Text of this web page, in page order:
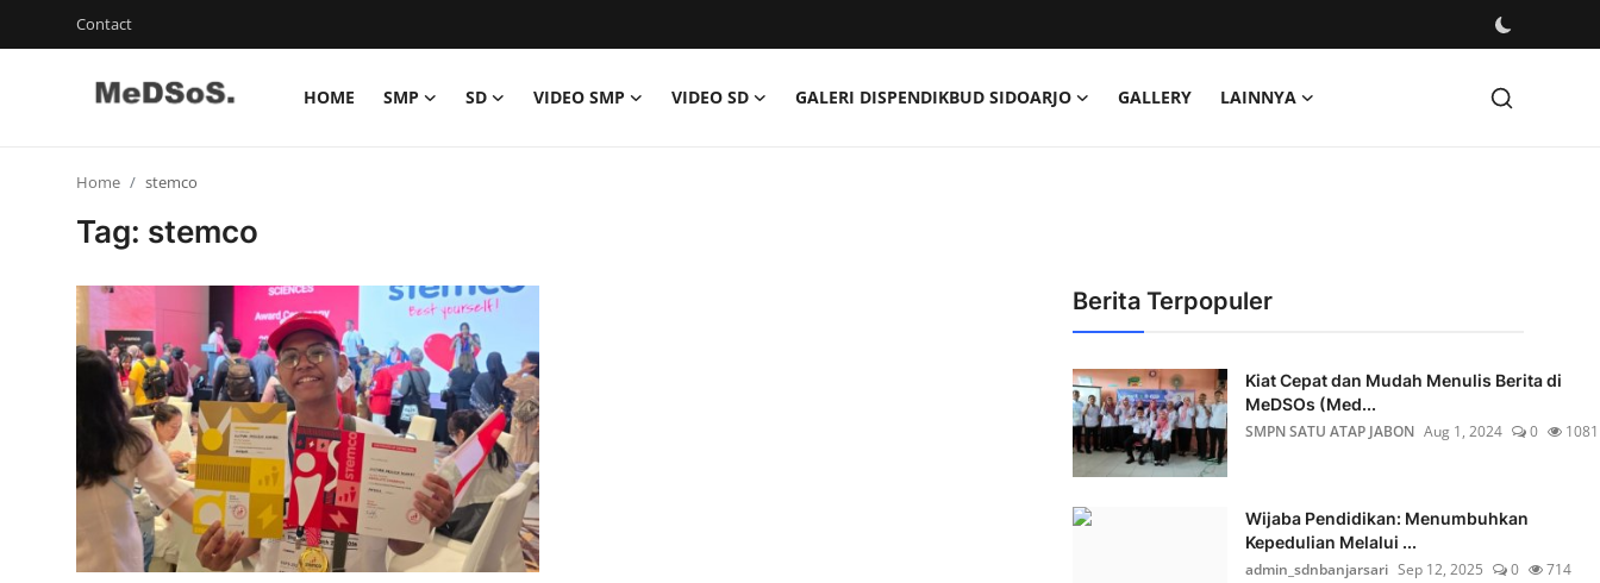
Contact
HOME SMP SD VIDEO SMP VIDEO SD GALERI DISPENDIKBUD SIDOARJO GALLERY LAINNYA
Video SMP
Galeri Dispendikbud Sidoarjo
Lainnya
Home stemco
Tag: stemco
Berita Terpopuler
Kiat Cepat dan Mudah Menulis Berita di
MeDSOs (Med...
SMPN SATU ATAP JABON Aug 1, 2024 0 1081
Wijaba Pendidikan: Menumbuhkan
Kepedulian Melalui ...
admin_sdnbanjarsari Sep 12, 2025 0 714